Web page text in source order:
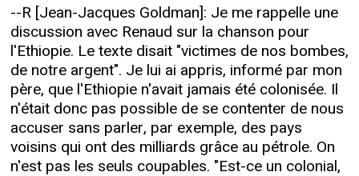
--R [Jean-Jacques Goldman]: Je me rappelle une
discussion avec Renaud sur la chanson pour
l'Ethiopie. Le texte disait "victimes de nos bombes,
de notre argent". Je lui ai appris, informé par mon
père, que l'Ethiopie n'avait jamais été colonisée. Il
n'était donc pas possible de se contenter de nous
accuser sans parler, par exemple, des pays
voisins qui ont des milliards grâce au pétrole. On
n'est pas les seuls coupables. "Est-ce un colonial,